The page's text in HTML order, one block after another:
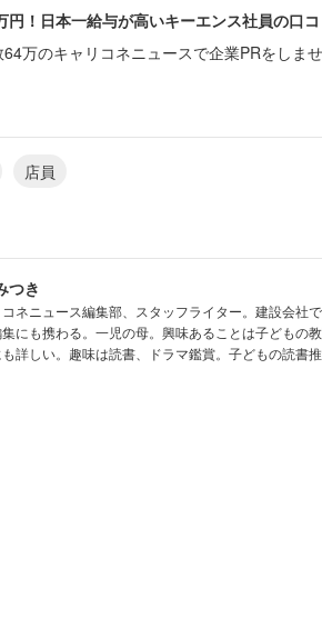
の○○が一番使いやすいですか？』と
。メーカーからはサイズと材質程
て買って使う事など不可能です」
のでわかりません」と伝えても不
え方のマニュアルでもあればいい
て買えなくてどうやって生活して
円！日本一給与が高いキーエンス社員の口コ
64万のキャリコネニュースで企業PRをしま
店員
つき
ネニュース編集部、スタッフライター。建設会社
にも携わる。一児の母。興味あることは子どもの
詳しい。趣味は読書、ドラマ鑑賞。子どもの読書